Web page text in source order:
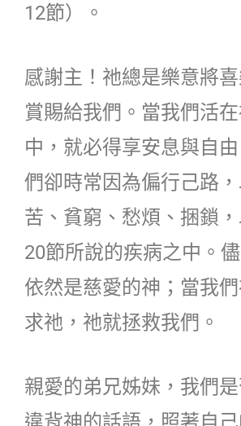
12節）。
感謝主！祂總是樂意將喜
賞賜給我們。當我們活
中，就必得享安息與自
們卻時常因為偏行己路
苦、貧窮、愁煩、捆鎖
20節所說的疾病之中。
依然是慈愛的神；當我
求祂，祂就拯救我們。
親愛的弟兄姊妹，我們